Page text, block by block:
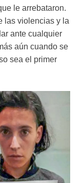
le arrebataron.
las violencias y la
ante cualquier
aún cuando se
sea el primer